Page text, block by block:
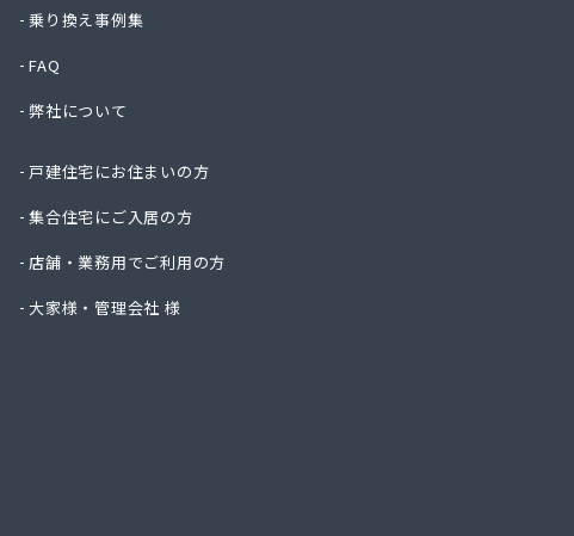
乗り換え事例集
FAQ
弊社について
戸建住宅にお住まいの方
集合住宅にご入居の方
店舗・業務用でご利用の方
大家様・管理会社 様